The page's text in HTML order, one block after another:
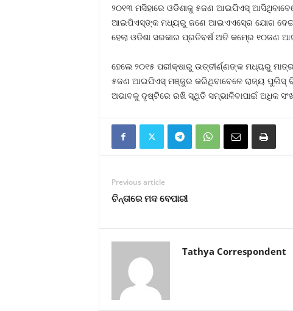
୨୦୧୩ ମସିହାରେ ଓଡିଶାକୁ ୫ଜଣ ଆଇପିଏସ୍‍
ଆଇପିଏସ୍‍ଙ୍କ ମଧ୍ୟରୁ ଜଣେ ଆଇଏଏସ୍‍ରେ ଯୋଗ
ହେଲା ଓଡିଶା ସରକାର ପ୍ରତିବର୍ଷ ଅତି କମ୍‍ରେ ୧୦ଜଣ
ହେଲେ ୨୦୧୫ ପରୀକ୍ଷାରୁ ଉତ୍ତୀର୍ଣ୍ଣଙ୍କ ମଧ୍ୟରୁ
୫ଜଣ ଆଇପିଏସ୍‍ ମଞ୍ଜୁର କରିଥିବାବେଳେ ରାଜ୍ୟ ପୁଲିସ୍‍
ଅଭାବକୁ ଦୃଷ୍ଟିରେ ରଖି ସ୍ଥିତି ସମ୍ଭାଳିବାପାଇଁ ଅଧିକ
Previous article
ଚିନ୍ତାରେ ମଦ ବେପାରୀ
Tathya Correspondent